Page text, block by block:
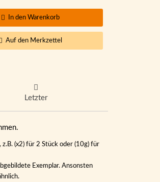
In den Warenkorb
Auf den Merkzettel
Letzter
(x2) für 2 Stück oder (10g) für
Exemplar. Ansonsten